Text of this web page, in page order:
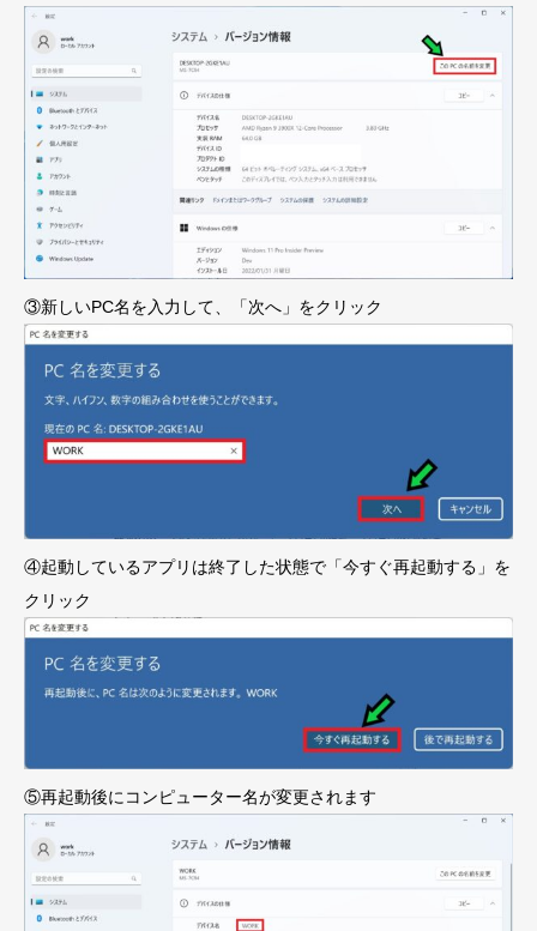
③新しいPC名を入力して、「次へ」をクリック
④起動しているアプリは終了した状態で「今すぐ再起動する」を
クリック
⑤再起動後にコンピューター名が変更されます